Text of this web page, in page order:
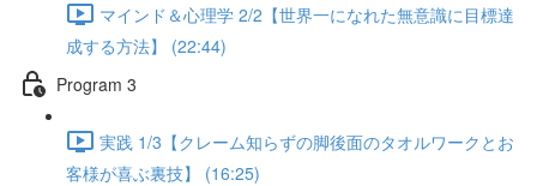
マインド＆心理学 2/2【世界一になれた無意識に目標達
成する方法】 (22:44)
Program 3
実践 1/3【クレーム知らずの脚後面のタオルワークとお
客様が喜ぶ裏技】 (16:25)